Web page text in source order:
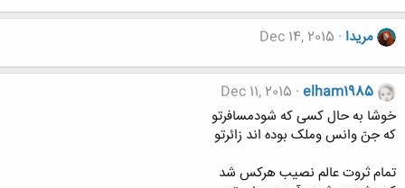
مریدا Dec 14, 2015
elham1985
Dec 11, 2015
خوشا به حال کسی که شودمسافرتو
که جنّ وانس وملک بوده اند زائرتو
تمام ثروت عالم نصیب هرکس شد